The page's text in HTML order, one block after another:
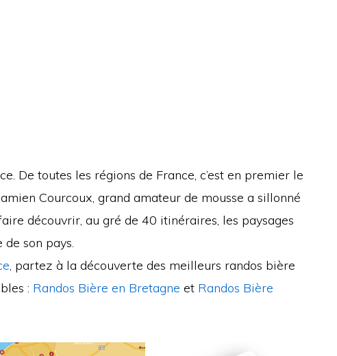
De toutes les régions de France, c’est en premier le
Courcoux, grand amateur de mousse a sillonné
découvrir, au gré de 40 itinéraires, les paysages
son pays.
, partez à la découverte des meilleurs randos bière
: Randos Bière en Bretagne et Randos Bière